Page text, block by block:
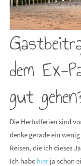
dem Ex-
gut
Die Herbstferien sind
denke gerade ein
Reisen, die ich dieses
Ich habe hier ja schon